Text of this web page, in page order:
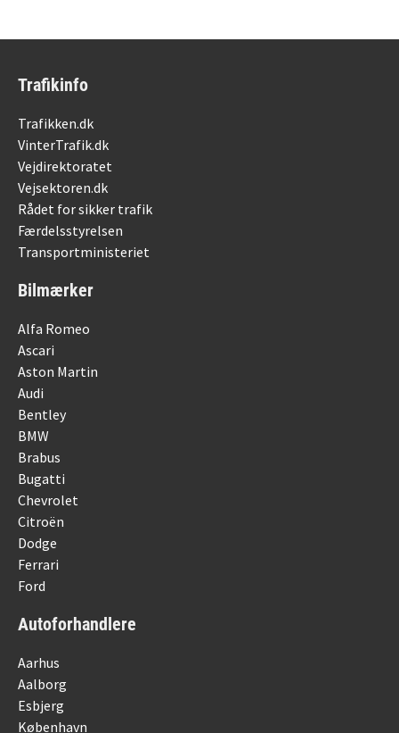
Trafikinfo
Trafikken.dk
VinterTrafik.dk
Vejdirektoratet
Vejsektoren.dk
Rådet for sikker trafik
Færdelsstyrelsen
Transportministeriet
Bilmærker
Alfa Romeo
Ascari
Aston Martin
Audi
Bentley
BMW
Brabus
Bugatti
Chevrolet
Citroën
Dodge
Ferrari
Ford
Autoforhandlere
Aarhus
Aalborg
Esbjerg
København